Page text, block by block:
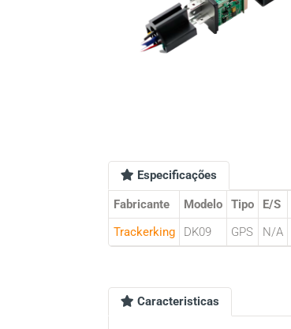
Especificações
Fabricante Modelo Tipo E/S
Trackerking
DK09 GPS N/A
Caracteristicas